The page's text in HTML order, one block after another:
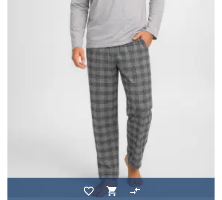
favorite_border shopping_cart compare_arrows